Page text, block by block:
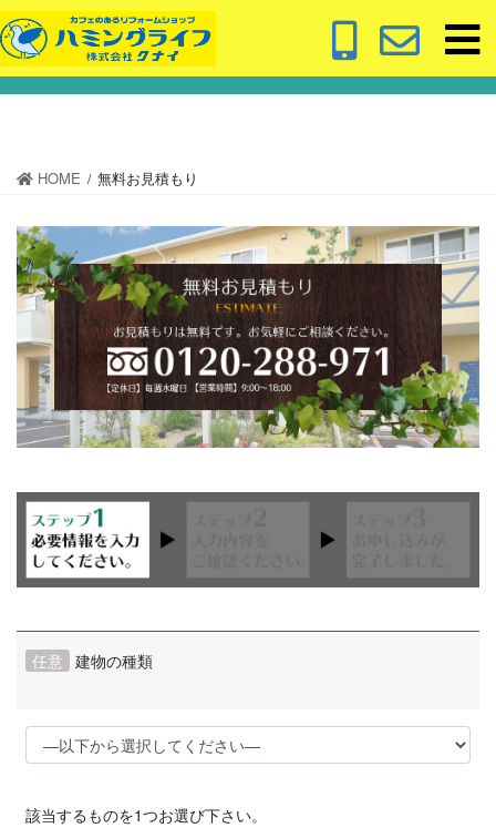
コ
ン
テ
ン
ナ
ビ
ゲ
ー
無料お見積もり
HOME 無料お見積もり
任意 建物の種類
該当するものを1つお選び下さい。